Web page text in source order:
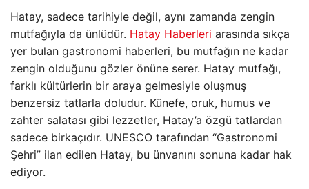
Hatay, sadece tarihiyle değil, aynı zamanda zengin
mutfağıyla da ünlüdür. Hatay Haberleri arasında sıkça
yer bulan gastronomi haberleri, bu mutfağın ne kadar
zengin olduğunu gözler önüne serer. Hatay mutfağı,
farklı kültürlerin bir araya gelmesiyle oluşmuş
benzersiz tatlarla doludur. Künefe, oruk, humus ve
zahter salatası gibi lezzetler, Hatay’a özgü tatlardan
sadece birkaçıdır. UNESCO tarafından “Gastronomi
Şehri” ilan edilen Hatay, bu ünvanını sonuna kadar hak
ediyor.